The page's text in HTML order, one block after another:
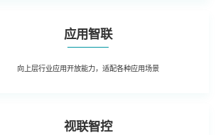
应用智联
向上层行业应用开放能力，适配各种应用场景
视联智控